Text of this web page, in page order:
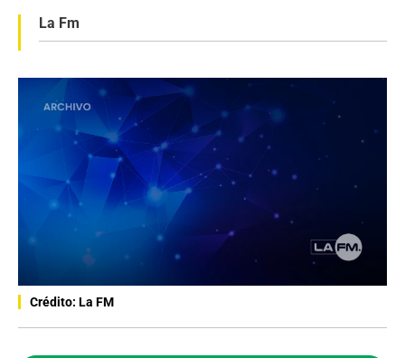
La Fm
Crédito: La FM